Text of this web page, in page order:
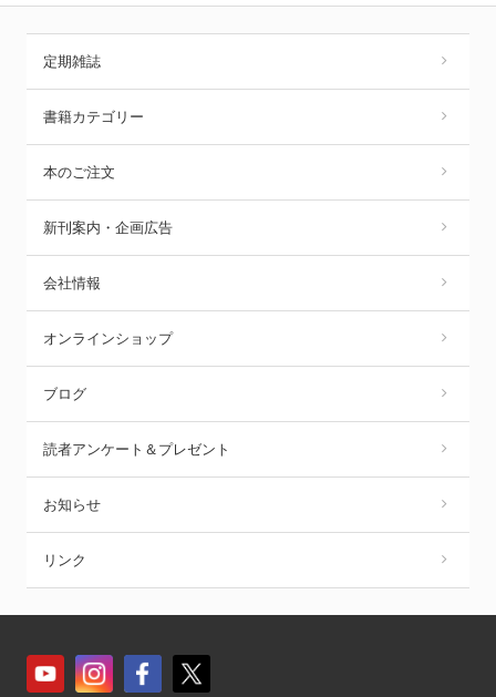
定期雑誌
書籍カテゴリー
本のご注文
新刊案内・企画広告
会社情報
オンラインショップ
ブログ
読者アンケート＆プレゼント
お知らせ
リンク